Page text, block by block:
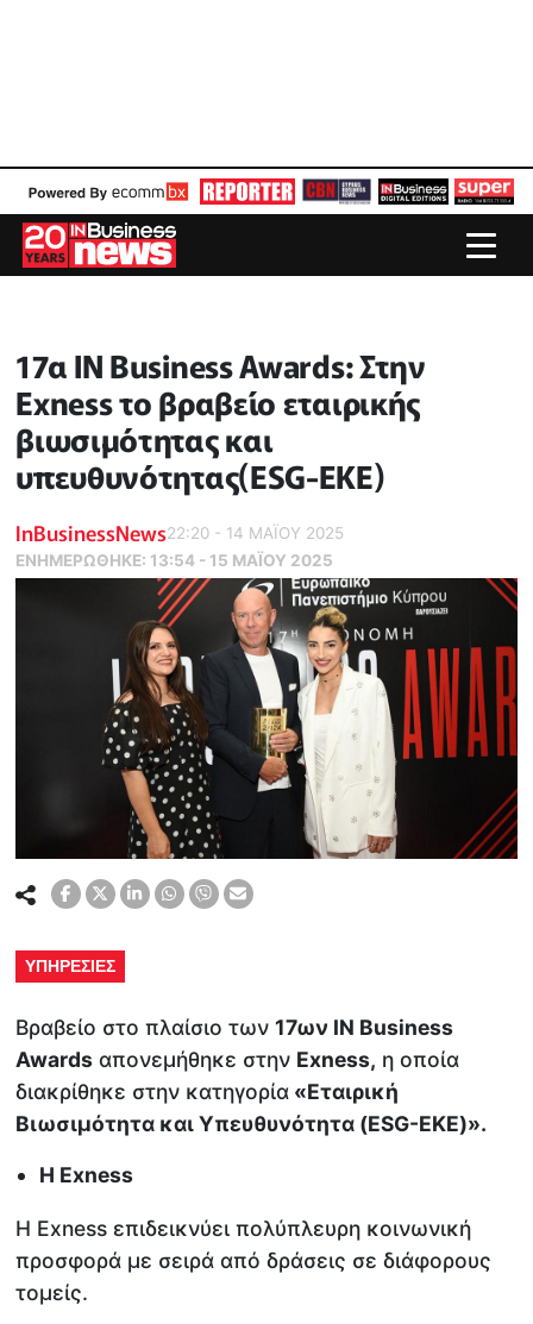
17α IN Business Awards: Στην
Exness το βραβείο εταιρικής
βιωσιμότητας και
υπευθυνότητας(ESG-ΕΚΕ)
InBusinessNews22:20 - 14 ΜΑΪ́ΟΥ 2025
ΕΝΗΜΕΡΏΘΗΚΕ: 13:54 - 15 ΜΑΪ́ΟΥ 2025
ΥΠΗΡΕΣΙΕΣ
Βραβείο στο πλαίσιο των17ων IN Business
Awards απονεμήθηκε στην Exness, η οποία
διακρίθηκε στην κατηγορία «Εταιρική
Βιωσιμότητα και Υπευθυνότητα (ESG-EKE)».
Η Exness
Η Exness επιδεικνύει πολύπλευρη κοινωνική
προσφορά με σειρά από δράσεις σε διάφορους
τομείς.